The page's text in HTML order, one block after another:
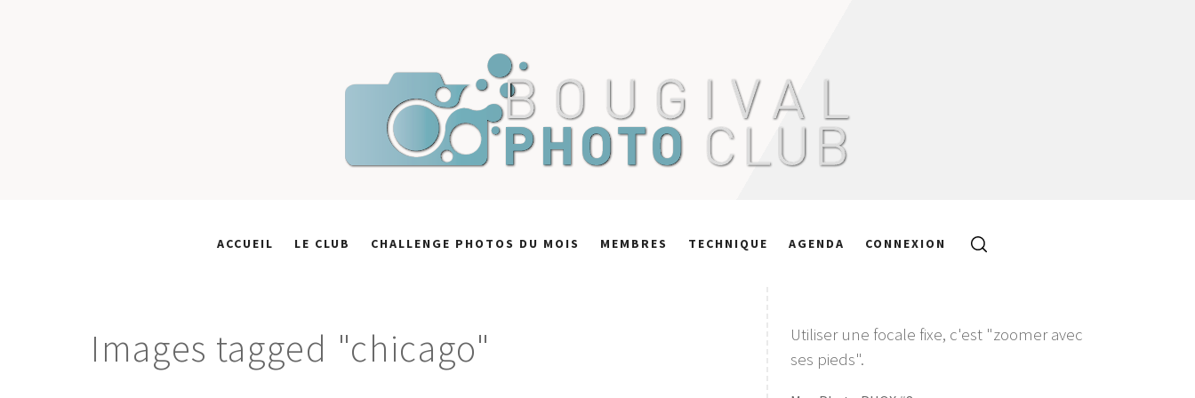
ACCUEIL LE CLUB CHALLENGE PHOTOS DU MOIS MEMBRES TECHNIQUE AGENDA CONNEXION
Images tagged "chicago"
Utiliser une focale fixe, c'est "zoomer avec
ses pieds".